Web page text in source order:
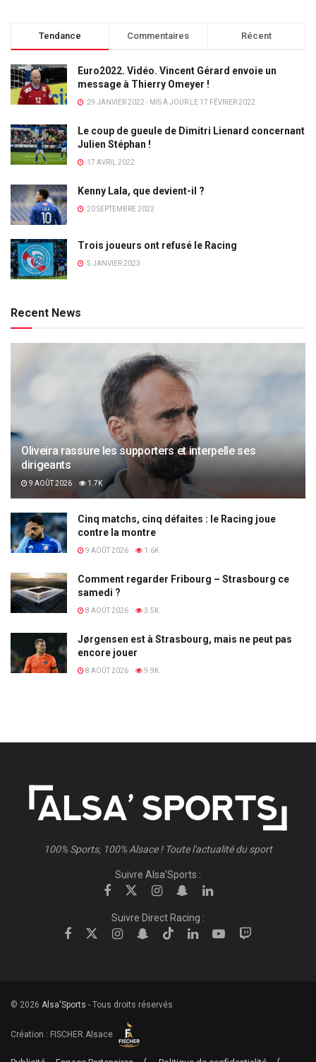
Tendance Commentaires Récent
Euro2022. Vidéo. Vincent Gérard envoie un
message à Thierry Omeyer !
29 JANVIER 2022 - MIS À JOUR LE 17 FÉVRIER 2022
Le coup de gueule de Dimitri Lienard concernant
Julien Stéphan !
17 AVRIL 2022
Kenny Lala, que devient-il ?
20 SEPTEMBRE 2022
Trois joueurs ont refusé le Racing
5 JANVIER 2023
Recent News
Oliveira rassure les supporters et interpelle ses
dirigeants
9 AOÛT 2026 1.7K
Cinq matchs, cinq défaites : le Racing joue
contre la montre
9 AOÛT 2026 1.6K
Comment regarder Fribourg – Strasbourg ce
samedi ?
8 AOÛT 2026 3.5K
Jørgensen est à Strasbourg, mais ne peut pas
encore jouer
8 AOÛT 2026 9.9K
100% Sports, 100% Alsace ! Toute l'actualité du sport
Suivre Alsa'Sports :
Suivre Direct Racing :
© 2026 Alsa'Sports - Tous droits réservés
Création : FISCHER.Alsace